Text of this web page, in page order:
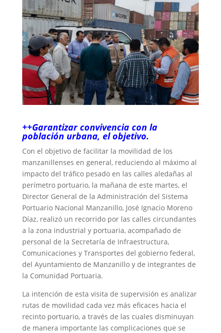
++Garantizar convivencia con la
población urbana, el objetivo.
Con el objetivo de facilitar la movilidad de los
manzanillenses en general, reduciendo al máximo al
impacto del tráfico pesado en las calles aledañas al
perímetro portuario, la mañana de este martes, el
Director General de la Administración del Sistema
Portuario Nacional Manzanillo, José Ignacio Moreno
Díaz, realizó un recorrido por las calles circundantes
a la zona industrial y portuaria, acompañado de
personal de la Secretaría de Infraestructura,
Comunicaciones y Transportes del gobierno federal,
del Ayuntamiento de Manzanillo y de integrantes de
la Comunidad Portuaria.
La intención de esta visita de supervisión es analizar
rutas de movilidad cada vez más eficaces hacia el
recinto portuario, a través de las cuales disminuyan
de manera importante las complicaciones que se